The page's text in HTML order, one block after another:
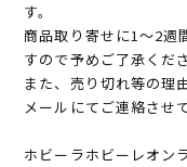
す。
商品取り寄せに1～2週
すので予めご了承くださ
また、売り切れ等の理
メールにてご連絡させ
ホビーラホビーレオン